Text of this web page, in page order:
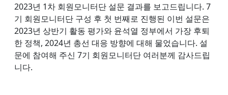
2023년 1차 회원모니터단 설문 결과를 보고드립니다. 7
기 회원모니터단 구성 후 첫 번째로 진행된 이번 설문은
2023년 상반기 활동 평가와 윤석열 정부에서 가장 후퇴
한 정책, 2024년 총선 대응 방향에 대해 물었습니다. 설
문에 참여해 주신 7기 회원모니터단 여러분께 감사드립
니다.